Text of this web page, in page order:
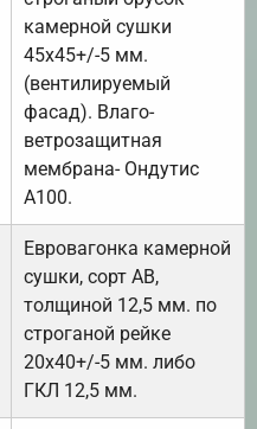
камерной сушки
45х45+/-5 мм.
(вентилируемый
фасад). Влаго-
ветрозащитная
мембрана- Ондутис
А100.
Евровагонка камерной
сушки, сорт АВ,
толщиной 12,5 мм. по
строганой рейке
20х40+/-5 мм. либо
ГКЛ 12,5 мм.